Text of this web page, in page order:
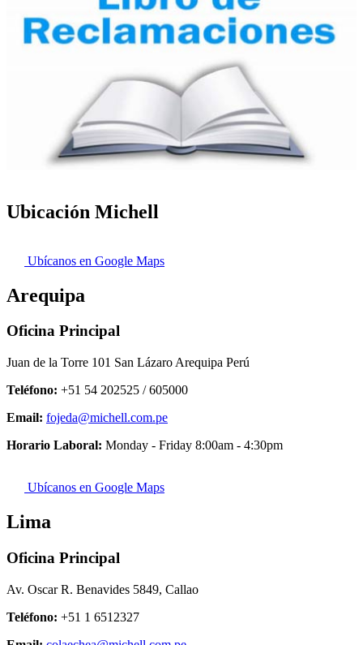
Ubicación Michell
Ubícanos en Google Maps
Arequipa
Oficina Principal
Juan de la Torre 101 San Lázaro Arequipa Perú
Teléfono: +51 54 202525 / 605000
Email: fojeda@michell.com.pe
Horario Laboral: Monday - Friday 8:00am - 4:30pm
Ubícanos en Google Maps
Lima
Oficina Principal
Av. Oscar R. Benavides 5849, Callao
Teléfono: +51 1 6512327